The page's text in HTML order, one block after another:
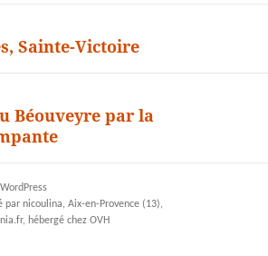
Sainte-Victoire
Béouveyre par la
nicoulina, Aix-en-Provence (13),
hébergé chez OVH